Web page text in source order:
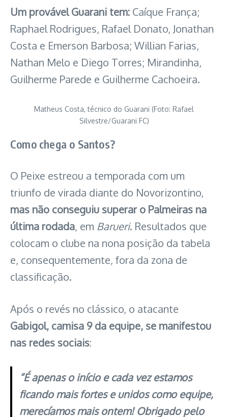
Um provável Guarani tem: Caíque França;
Raphael Rodrigues, Rafael Donato, Jonathan
Costa e Emerson Barbosa; Willian Farias,
Nathan Melo e Diego Torres; Mirandinha,
Guilherme Parede e Guilherme Cachoeira.
Matheus Costa, técnico do Guarani (Foto: Rafael
Silvestre/Guarani FC)
Como chega o Santos?
O Peixe estreou a temporada com um
triunfo de virada diante do Novorizontino,
mas não conseguiu superar o Palmeiras na
última rodada, em Barueri. Resultados que
colocam o clube na nona posição da tabela
e, consequentemente, fora da zona de
classificação.
Após o revés no clássico, o atacante
Gabigol, camisa 9 da equipe, se manifestou
nas redes sociais:
“É apenas o início e cada vez estamos
ficando mais fortes e unidos como equipe,
merecíamos mais ontem! Obrigado pelo